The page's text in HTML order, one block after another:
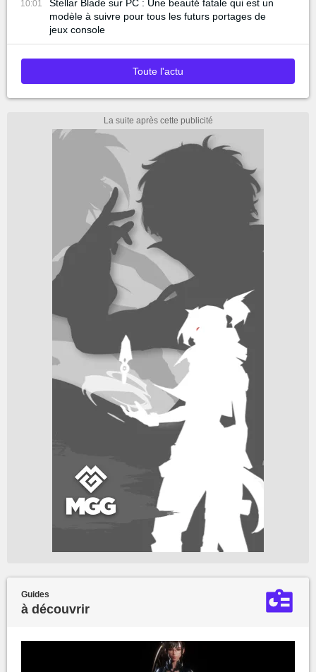
10:01
Stellar Blade sur PC : Une beauté fatale qui est un
modèle à suivre pour tous les futurs portages de
jeux console
Toute l'actu
Guides
à découvrir